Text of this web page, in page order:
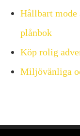
Hållbart mode
plånbok
Köp rolig
Miljövänliga